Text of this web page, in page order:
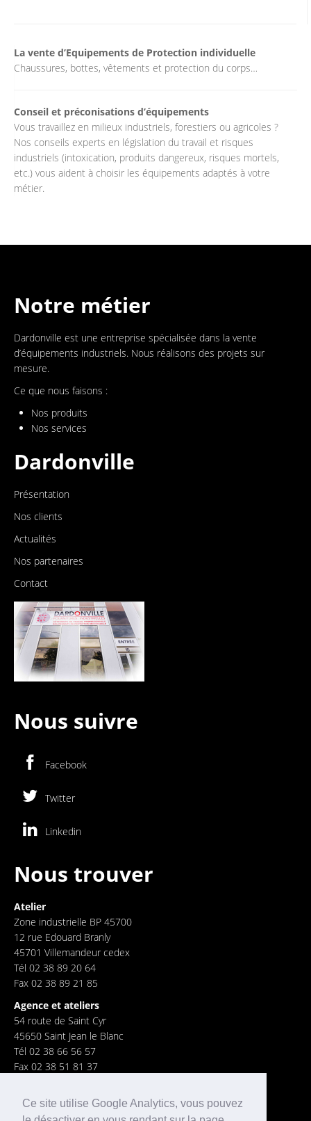
Ce site utilise Google Analytics, vous pouvez
La vente d’Equipements de Protection individuelle
Chaussures, bottes, vêtements et protection du corps…
Conseil et préconisations d’équipements
Vous travaillez en milieux industriels, forestiers ou agricoles ?
Nos conseils experts en législation du travail et risques
industriels (intoxication, produits dangereux, risques mortels,
etc.) vous aident à choisir les équipements adaptés à votre
métier.
Notre métier
Dardonville est une entreprise spécialisée dans la vente
d’équipements industriels. Nous réalisons des projets sur
mesure.
Ce que nous faisons :
Nos produits
Nos services
Dardonville
Présentation
Nos clients
Actualités
Nos partenaires
Contact
Nous suivre
Facebook
Twitter
Linkedin
Nous trouver
Atelier
Zone industrielle BP 45700
12 rue Edouard Branly
45701 Villemandeur cedex
Tél 02 38 89 20 64
Fax 02 38 89 21 85
Agence et ateliers
54 route de Saint Cyr
45650 Saint Jean le Blanc
Tél 02 38 66 56 57
Fax 02 38 51 81 37